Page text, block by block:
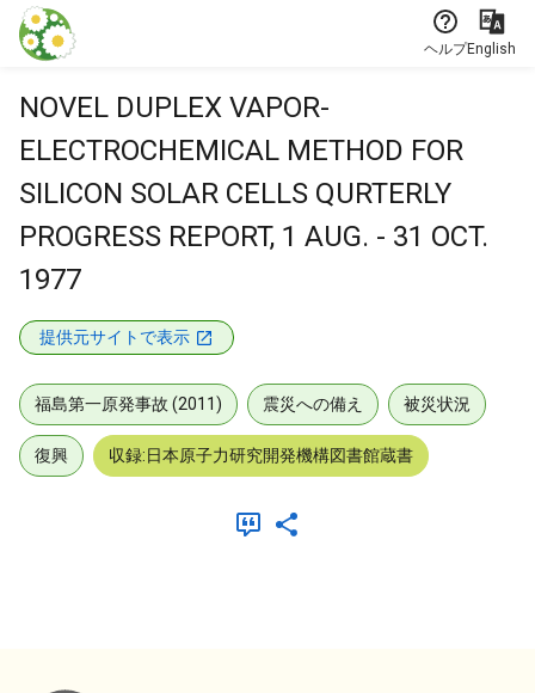
本文に飛ぶ
ヘルプEnglish
NOVEL DUPLEX VAPOR-
ELECTROCHEMICAL METHOD FOR
SILICON SOLAR CELLS QURTERLY
PROGRESS REPORT, 1 AUG. - 31 OCT.
1977
提供元サイトで表示
福島第一原発事故 (2011) 震災への備え 被災状況
復興 収録:日本原子力研究開発機構図書館蔵書